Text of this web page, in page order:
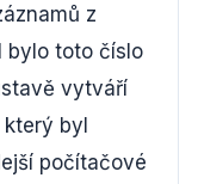
z
bylo toto číslo
vytváří
který byl
počítačové